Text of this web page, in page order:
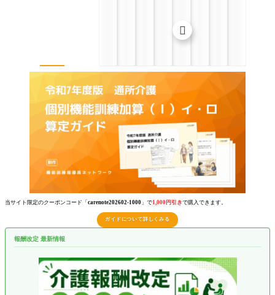
当サイト限定のクーポンコード「 carenote202602-1000 」で1,000円引きで購入できます。
ガイドについて詳しくみる
報酬改定 最新情報
